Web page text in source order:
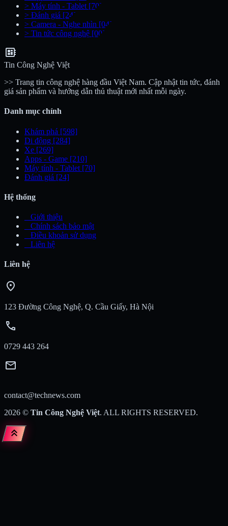
> Máy tính - Tablet [70]
> Đánh giá [24]
> Camera - Nghe nhìn [04]
> Tin tức công nghệ [00]
developer_board
Tin Công Nghệ Việt
>> Trang tin công nghệ hàng đầu Việt Nam. Cập nhật tin tức, đánh
giá sản phẩm và hướng dẫn thủ thuật mới nhất mỗi ngày.
Danh mục chính
Khám phá [598]
Di động [284]
Xe [269]
Apps - Game [210]
Máy tính - Tablet [70]
Đánh giá [24]
Hệ thống
Giới thiệu
Chính sách bảo mật
Điều khoản sử dụng
Liên hệ
Liên hệ
location_on
123 Đường Công Nghệ, Q. Cầu Giấy, Hà Nội
call
0729 443 264
mail
contact@technews.com
2026 © Tin Công Nghệ Việt. ALL RIGHTS RESERVED.
keyboard_double_arrow_up